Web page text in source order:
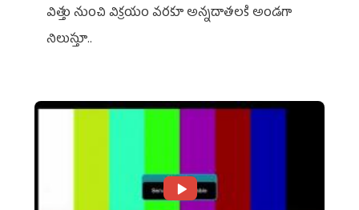
విత్తు నుంచి విక్రయం వరకూ అన్నదాతలకి అండగా
నిలుస్తూ..